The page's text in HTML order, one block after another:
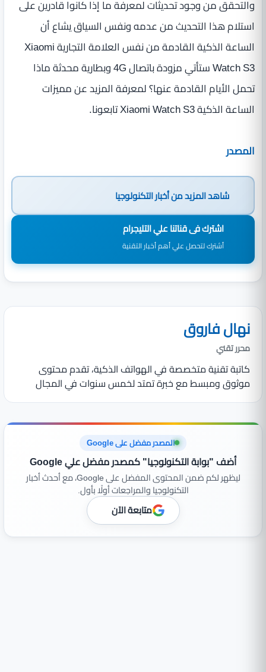
والتحقق من وجود تحديثات لمعرفة ما إذا كانوا قادرين على
استلام هذا التحديث من عدمه ونفس السياق يشاع أن
الساعة الذكية القادمة من نفس العلامة التجارية Xiaomi
Watch S3 ستأتي مزودة باتصال 4G وبطارية محدثة ماذا
تحمل الأيام القادمة عنها؟ لمعرفة المزيد عن مميزات
الساعة الذكية Xiaomi Watch S3 تابعونا.
المصدر
شاهد المزيد منأخبار التكنولوجيا
اشترك فى قناتنا علي التليجرام
أشترك لتحصل علي أهم أخبار التقنية
نهال فاروق
محرر تقني
كاتبة تقنية متخصصة في الهواتف الذكية، تقدم محتوى
موثوق ومبسط مع خبرة تمتد لخمس سنوات في المجال
المصدر مفضل على Google
أضف "بوابة التكنولوجيا" كمصدر مفضل علي Google
ليظهر لكم ضمن المحتوى المفضل على Google، مع أحدث أخبار
التكنولوجيا والمراجعات أولًا بأول.
متابعة الآن